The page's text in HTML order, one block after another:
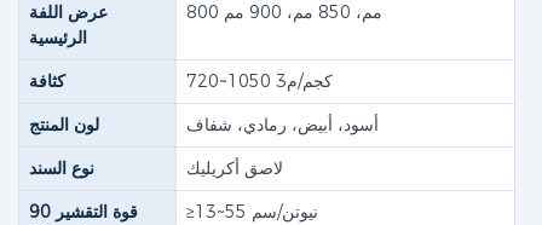
عرض اللفة
الرئيسية
800 مم، 850 مم، 900 مم
كثافة
720~1050 كجم/م3
لون المنتج
أسود، أبيض، رمادي، شفاف
نوع السند
لاصق أكريليك
قوة التقشير 90
≥13~55 نيوتن/سم